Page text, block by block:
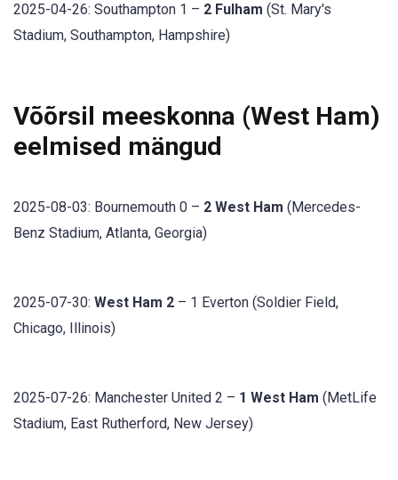
2025-04-26: Southampton 1 – 2 Fulham (St. Mary's
Stadium, Southampton, Hampshire)
Võõrsil meeskonna (West Ham)
eelmised mängud
2025-08-03: Bournemouth 0 – 2 West Ham (Mercedes-
Benz Stadium, Atlanta, Georgia)
2025-07-30: West Ham 2 – 1 Everton (Soldier Field,
Chicago, Illinois)
2025-07-26: Manchester United 2 – 1 West Ham (MetLife
Stadium, East Rutherford, New Jersey)